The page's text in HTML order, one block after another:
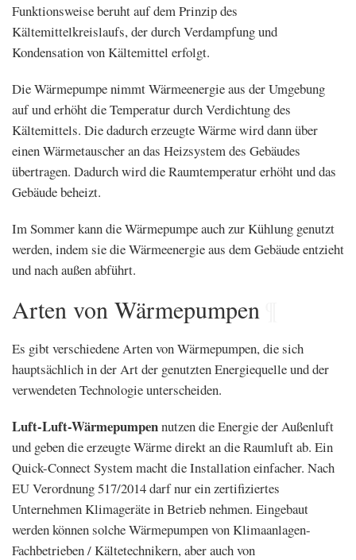
Funktionsweise beruht auf dem Prinzip des
Kältemittelkreislaufs, der durch Verdampfung und
Kondensation von Kältemittel erfolgt.
Die Wärmepumpe nimmt Wärmeenergie aus der Umgebung
auf und erhöht die Temperatur durch Verdichtung des
Kältemittels. Die dadurch erzeugte Wärme wird dann über
einen Wärmetauscher an das Heizsystem des Gebäudes
übertragen. Dadurch wird die Raumtemperatur erhöht und das
Gebäude beheizt.
Im Sommer kann die Wärmepumpe auch zur Kühlung genutzt
werden, indem sie die Wärmeenergie aus dem Gebäude entzieht
und nach außen abführt.
Arten von Wärmepumpen
Es gibt verschiedene Arten von Wärmepumpen, die sich
hauptsächlich in der Art der genutzten Energiequelle und der
verwendeten Technologie unterscheiden.
Luft-Luft-Wärmepumpennutzen die Energie der Außenluft
und geben die erzeugte Wärme direkt an die Raumluft ab. Ein
Quick-Connect System macht die Installation einfacher. Nach
EU Verordnung 517/2014 darf nur ein zertifiziertes
Unternehmen Klimageräte in Betrieb nehmen. Eingebaut
werden können solche Wärmepumpen von Klimaanlagen-
Fachbetrieben / Kältetechnikern, aber auch von